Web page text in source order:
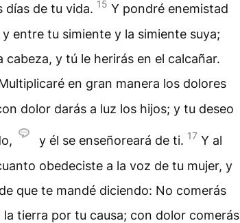
días de tu vida. 15 Y pondré enemistad
entre tu simiente y la simiente suya;
cabeza, y tú le herirás en el calcañar.
en gran manera los dolores
dolor darás a luz los hijos; y tu deseo
y él se enseñoreará de ti. 17 Y al
obedeciste a la voz de tu mujer, y
que te mandé diciendo: No comerás
la tierra por tu causa; con dolor comerás